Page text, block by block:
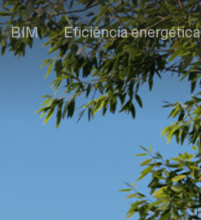
BIM Eficiência energética